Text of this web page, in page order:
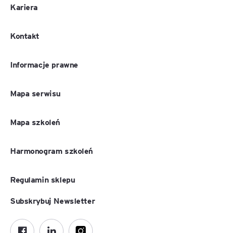
Kariera
Kontakt
Informacje prawne
Mapa serwisu
Mapa szkoleń
Harmonogram szkoleń
Regulamin sklepu
Subskrybuj Newsletter